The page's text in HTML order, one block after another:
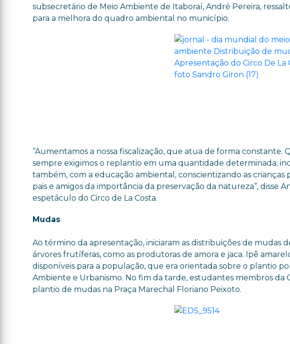
subsecretário de Meio Ambiente de Itaboraí, André Pereira,
para a melhora do quadro ambiental no município.
“Aumentamos a nossa fiscalização, que atua de forma constante.
sempre exigimos o replantio em uma quantidade determinada;
também, com a educação ambiental, conscientizando as crianças
pais e amigos da importância da preservação da natureza”, disse
espetáculo do Circo de La Costa.
Mudas
Ao término da apresentação, iniciaram as distribuições de mudas
árvores frutíferas, como as produtoras de amora e jaca. Ipê
disponíveis para a população, que era orientada sobre o plantio
Ambiente e Urbanismo. No fim da tarde, estudantes membros da
plantio de mudas na Praça Marechal Floriano Peixoto.